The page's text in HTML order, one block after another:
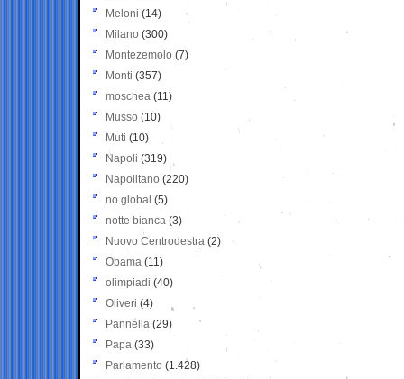
Meloni (14)
Milano (300)
Montezemolo (7)
Monti (357)
moschea (11)
Musso (10)
Muti (10)
Napoli (319)
Napolitano (220)
no global (5)
notte bianca (3)
Nuovo Centrodestra (2)
Obama (11)
olimpiadi (40)
Oliveri (4)
Pannella (29)
Papa (33)
Parlamento (1.428)